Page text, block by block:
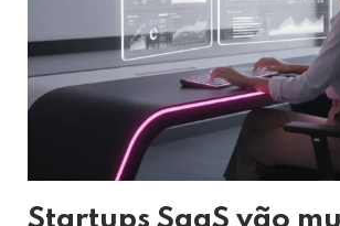
Startups SaaS vão